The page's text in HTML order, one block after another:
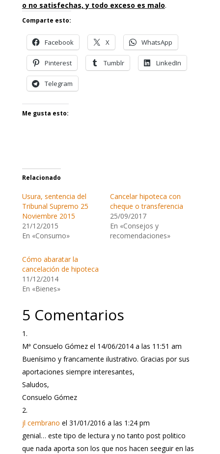
o no satisfechas, y todo exceso es malo.
Comparte esto:
Facebook X WhatsApp
Pinterest Tumblr LinkedIn
Telegram
Me gusta esto:
Relacionado
Usura, sentencia del
Tribunal Supremo 25
Noviembre 2015
21/12/2015
En «Consumo»
Cancelar hipoteca con
cheque o transferencia
25/09/2017
En «Consejos y
recomendaciones»
Cómo abaratar la
cancelación de hipoteca
11/12/2014
En «Bienes»
5 Comentarios
Mª Consuelo Gómez el 14/06/2014 a las 11:51 am
Buenísimo y francamente ilustrativo. Gracias por sus
aportaciones siempre interesantes,
Saludos,
Consuelo Gómez
jl cembrano el 31/01/2016 a las 1:24 pm
genial… este tipo de lectura y no tanto post politico
que nada aporta son los que nos hacen seeguir en las